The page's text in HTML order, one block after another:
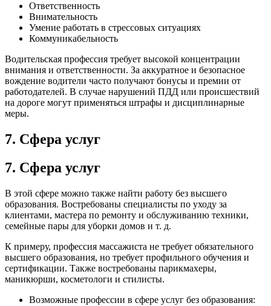
Ответственность
Внимательность
Умение работать в стрессовых ситуациях
Коммуникабельность
Водительская профессия требует высокой концентрации
внимания и ответственности. За аккуратное и безопасное
вождение водители часто получают бонусы и премии от
работодателей. В случае нарушений ПДД или происшествий
на дороге могут применяться штрафы и дисциплинарные
меры.
7. Сфера услуг
7. Сфера услуг
В этой сфере можно также найти работу без высшего
образования. Востребованы специалисты по уходу за
клиентами, мастера по ремонту и обслуживанию техники,
семейные пары для уборки домов и т. д.
К примеру, профессия массажиста не требует обязательного
высшего образования, но требует профильного обучения и
сертификации. Также востребованы парикмахеры,
маникюрши, косметологи и стилисты.
Возможные профессии в сфере услуг без образования: